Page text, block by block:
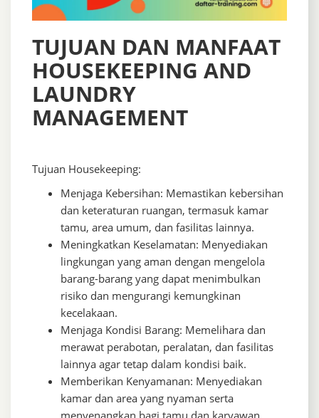
TUJUAN DAN MANFAAT
HOUSEKEEPING AND
LAUNDRY
MANAGEMENT
Tujuan Housekeeping:
Menjaga Kebersihan: Memastikan kebersihan
dan keteraturan ruangan, termasuk kamar
tamu, area umum, dan fasilitas lainnya.
Meningkatkan Keselamatan: Menyediakan
lingkungan yang aman dengan mengelola
barang-barang yang dapat menimbulkan
risiko dan mengurangi kemungkinan
kecelakaan.
Menjaga Kondisi Barang: Memelihara dan
merawat perabotan, peralatan, dan fasilitas
lainnya agar tetap dalam kondisi baik.
Memberikan Kenyamanan: Menyediakan
kamar dan area yang nyaman serta
menyenangkan bagi tamu dan karyawan.